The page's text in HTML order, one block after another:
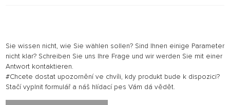
Sie wissen nicht, wie Sie wählen sollen? Sind Ihnen einige Parameter
nicht klar? Schreiben Sie uns Ihre Frage und wir werden Sie mit einer
Antwort kontaktieren.
#Chcete dostat upozornění ve chvíli, kdy produkt bude k dispozici?
Stačí vyplnit formulář a náš hlídací pes Vám dá vědět.